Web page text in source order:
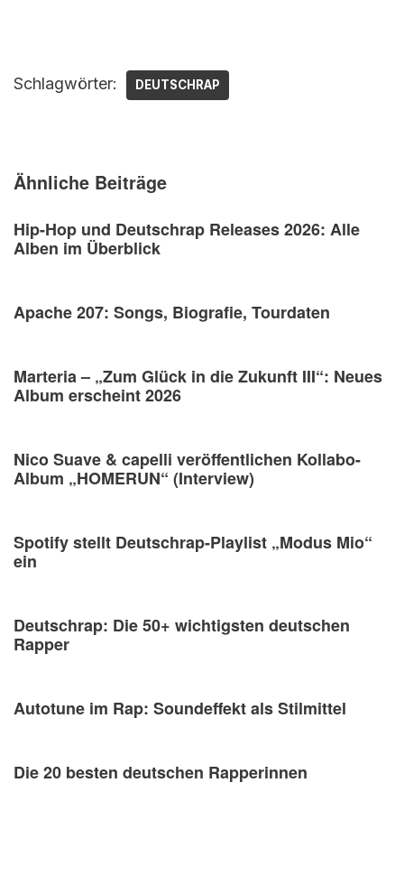
Schlagwörter: DEUTSCHRAP
Ähnliche Beiträge
Hip-Hop und Deutschrap Releases 2026: Alle
Alben im Überblick
Apache 207: Songs, Biografie, Tourdaten
Marteria – „Zum Glück in die Zukunft III“: Neues
Album erscheint 2026
Nico Suave & capelli veröffentlichen Kollabo-
Album „HOMERUN“ (Interview)
Spotify stellt Deutschrap-Playlist „Modus Mio“
ein
Deutschrap: Die 50+ wichtigsten deutschen
Rapper
Autotune im Rap: Soundeffekt als Stilmittel
Die 20 besten deutschen Rapperinnen